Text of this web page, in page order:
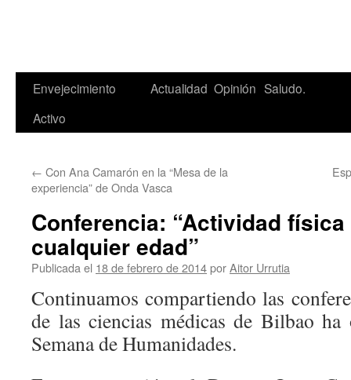
Saltar
Envejecimiento
Activo
Actualidad Opinión Saludo.
← Con Ana Camarón en la “Mesa de la
experiencia” de Onda Vasca
Conferencia: “Actividad
cualquier edad”
Publicada el 18 de febrero de 2014porAitor Urrutia
Continuamos compartiendo las
de las ciencias médicas de Bilbao
Semana de Humanidades.